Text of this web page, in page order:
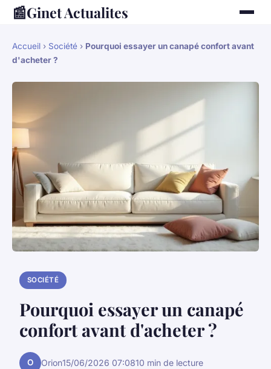
📰Ginet Actualites
Accueil › Société › Pourquoi essayer un canapé confort avant
d'acheter ?
SOCIÉTÉ
Pourquoi essayer un canapé
confort avant d'acheter ?
O Orion15/06/2026 07:0810 min de lecture